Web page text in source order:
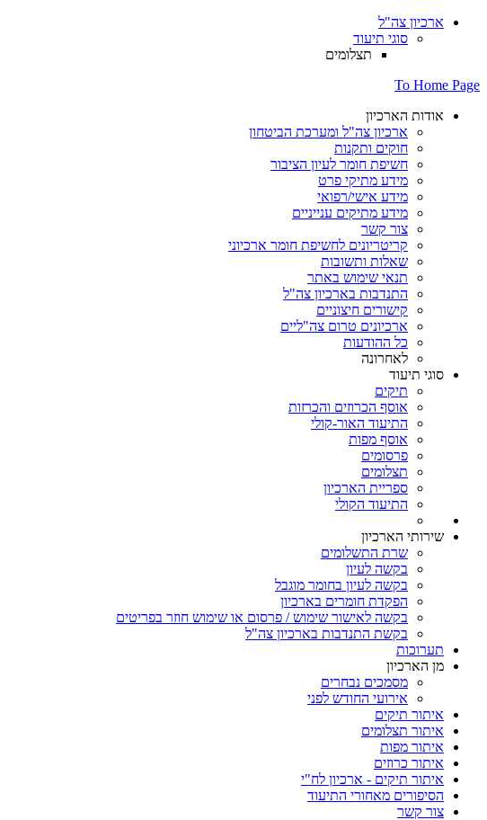
ארכיון צה"ל
סוגי תיעוד
תצלומים
To Home Page
אודות הארכיון
ארכיון צה"ל ומערכת הביטחון
חוקים ותקנות
חשיפת חומר לעיון הציבור
מידע מתיקי פרט
מידע אישי/רפואי
מידע מתיקים ענייניים
צור קשר
קריטריונים לחשיפת חומר ארכיוני
שאלות ותשובות
תנאי שימוש באתר
התנדבות בארכיון צה"ל
קישורים חיצוניים
ארכיונים טרום צה"ליים
כל ההודעות
לאחרונה
סוגי תיעוד
תיקים
אוסף הכרוזים והכרזות
התיעוד האור-קולי
אוסף מפות
פרסומים
תצלומים
ספריית הארכיון
התיעוד הקולי
שירותי הארכיון
שרת התשלומים
בקשה לעיון
בקשה לעיון בחומר מוגבל
הפקדת חומרים בארכיון
בקשה לאישור שימוש / פרסום או שימוש חוזר בפריטים
בקשת התנדבות בארכיון צה"ל
תערוכות
מן הארכיון
מסמכים נבחרים
אירועי החודש לפני
איתור תיקים
איתור תצלומים
איתור מפות
איתור כרוזים
איתור תיקים - ארכיון לח"י
הסיפורים מאחורי התיעוד
צור קשר